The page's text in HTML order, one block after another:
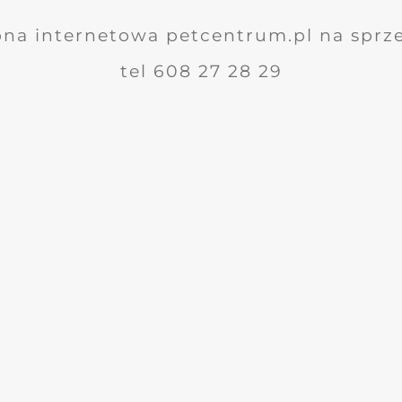
internetowa petcentrum.pl na
tel 608 27 28 29